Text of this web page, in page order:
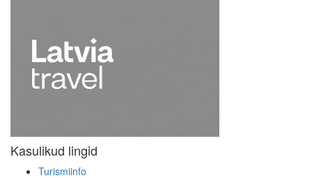
Kasulikud lingid
Turismiinfo